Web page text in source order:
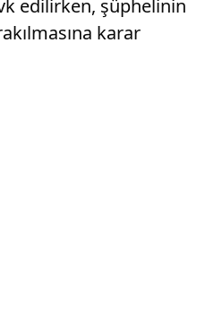
edilirken, şüphelinin
karar